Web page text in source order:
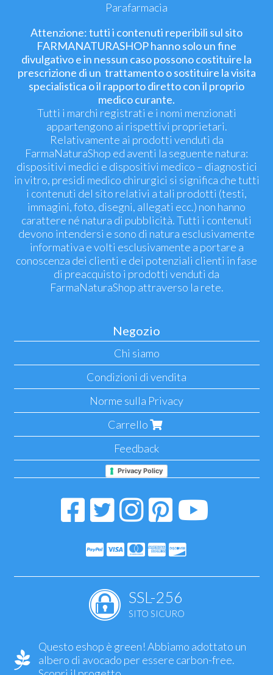
Parafarmacia
Attenzione: tutti i contenuti reperibili sul sito
FARMANATURASHOP hanno solo un fine
divulgativo e in nessun caso possono costituire la
prescrizione di un trattamento o sostituire la visita
specialistica o il rapporto diretto con il proprio
medico curante.
Tutti i marchi registrati e i nomi menzionati
appartengono ai rispettivi proprietari.
Relativamente ai prodotti venduti da
FarmaNaturaShop ed aventi la seguente natura:
dispositivi medici e dispositivi medico – diagnostici
in vitro, presidi medico chirurgici si significa che tutti
i contenuti del sito relativi a tali prodotti (testi,
immagini, foto, disegni, allegati ecc.) non hanno
carattere né natura di pubblicità. Tutti i contenuti
devono intendersi e sono di natura esclusivamente
informativa e volti esclusivamente a portare a
conoscenza dei clienti e dei potenziali clienti in fase
di preacquisto i prodotti venduti da
FarmaNaturaShop attraverso la rete.
Negozio
Chi siamo
Condizioni di vendita
Norme sulla Privacy
Carrello
Feedback
Privacy Policy
SSL-256
SITO SICURO
Questo eshop è green! Abbiamo adottato un
albero di avocado per essere carbon-free.